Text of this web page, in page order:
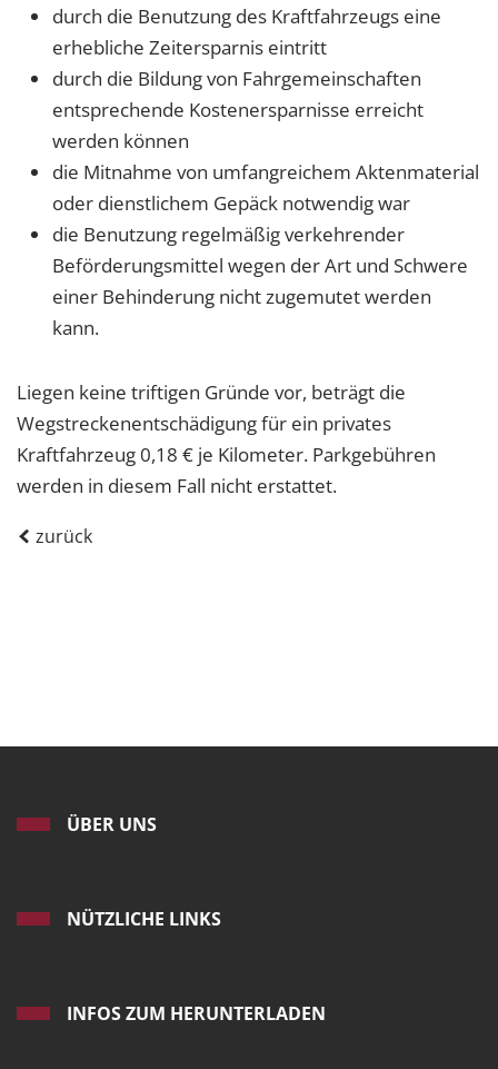
durch die Benutzung des Kraftfahrzeugs eine
erhebliche Zeitersparnis eintritt
durch die Bildung von Fahrgemeinschaften
entsprechende Kostenersparnisse erreicht
werden können
die Mitnahme von umfangreichem Aktenmaterial
oder dienstlichem Gepäck notwendig war
die Benutzung regelmäßig verkehrender
Beförderungsmittel wegen der Art und Schwere
einer Behinderung nicht zugemutet werden
kann.
Liegen keine triftigen Gründe vor, beträgt die
Wegstreckenentschädigung für ein privates
Kraftfahrzeug 0,18 € je Kilometer. Parkgebühren
werden in diesem Fall nicht erstattet.
zurück
ÜBER UNS
NÜTZLICHE LINKS
INFOS ZUM HERUNTERLADEN